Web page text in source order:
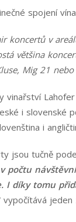
spojení
koncertů v
většina
Mig 21
vinařství
i slovenské
i
jsou tučně
počtu
I díky tomu
vypočítává jeden